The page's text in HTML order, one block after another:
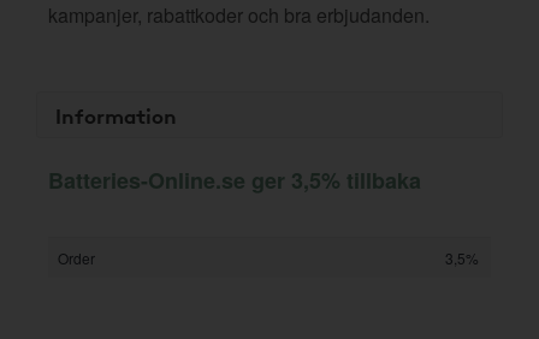
kampanjer, rabattkoder och bra erbjudanden.
Information
Batteries-Online.se ger 3,5% tillbaka
Order 3,5%